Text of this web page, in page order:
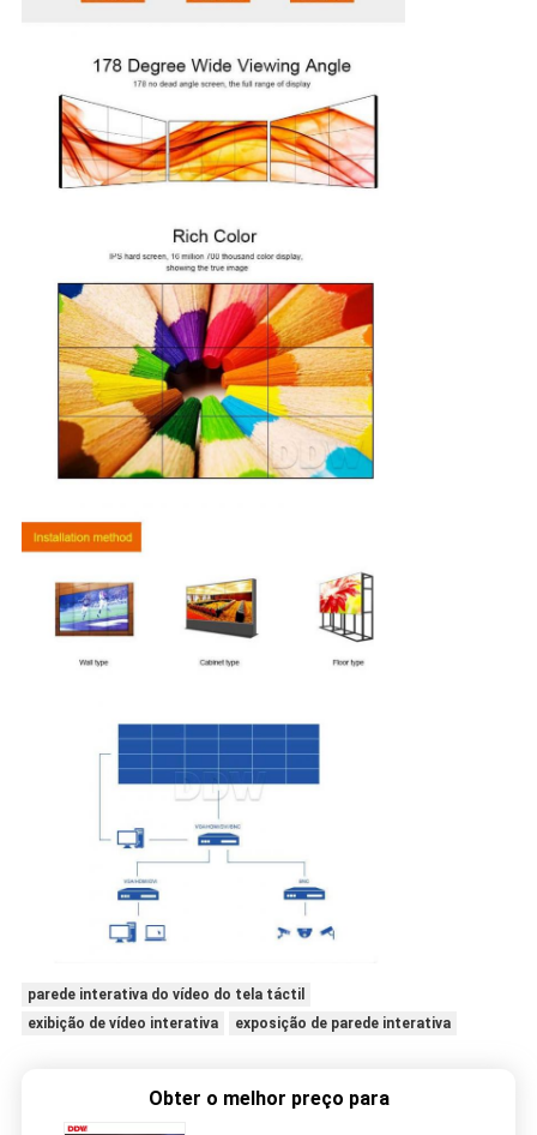
parede interativa do vídeo do tela táctil
exibição de vídeo interativa
exposição de parede interativa
Obter o melhor preço para